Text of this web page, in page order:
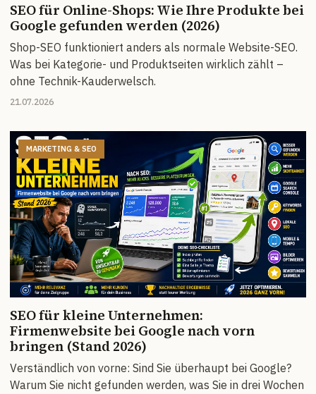
SEO für Online-Shops: Wie Ihre Produkte bei
Google gefunden werden (2026)
Shop-SEO funktioniert anders als normale Website-SEO.
Was bei Kategorie- und Produktseiten wirklich zählt –
ohne Technik-Kauderwelsch.
21.07.2026
MARKETING & SEO
SEO für kleine Unternehmen:
Firmenwebsite bei Google nach vorn
bringen (Stand 2026)
Verständlich von vorne: Sind Sie überhaupt bei Google?
Warum Sie nicht gefunden werden, was Sie in drei Wochen